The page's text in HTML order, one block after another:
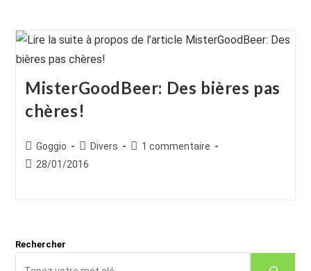
MisterGoodBeer: Des bières pas
chères!
Auteur/autrice
de
Goggio
Post
category:
Divers
Commentaires
1 commentaire
Publication
28/01/2016
Rechercher